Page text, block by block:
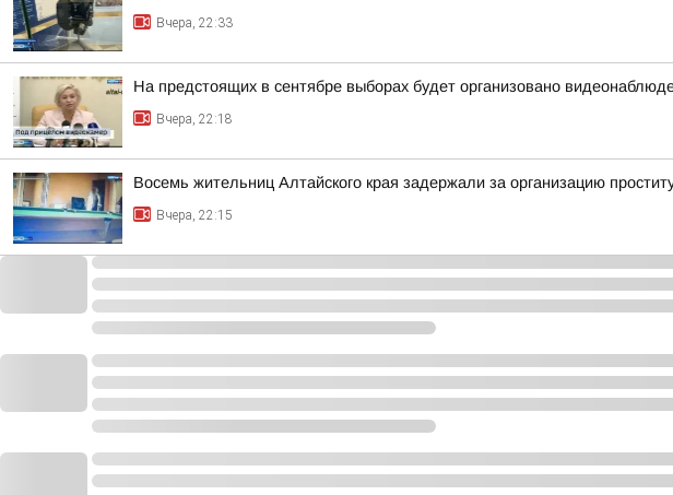
Вчера, 22:33
На предстоящих в сентябре выборах будет организовано
Вчера, 22:18
Восемь жительниц Алтайского края задержали за организацию
Вчера, 22:15